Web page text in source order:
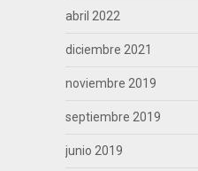
abril 2022
diciembre 2021
noviembre 2019
septiembre 2019
junio 2019